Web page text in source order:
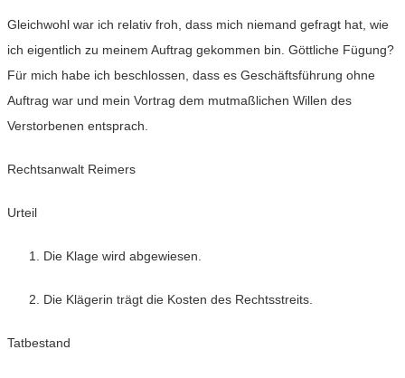
Gleichwohl war ich relativ froh, dass mich niemand gefragt hat, wie
ich eigentlich zu meinem Auftrag gekommen bin. Göttliche Fügung?
Für mich habe ich beschlossen, dass es Geschäftsführung ohne
Auftrag war und mein Vortrag dem mutmaßlichen Willen des
Verstorbenen entsprach.
Rechtsanwalt Reimers
Urteil
Die Klage wird abgewiesen.
Die Klägerin trägt die Kosten des Rechtsstreits.
Tatbestand